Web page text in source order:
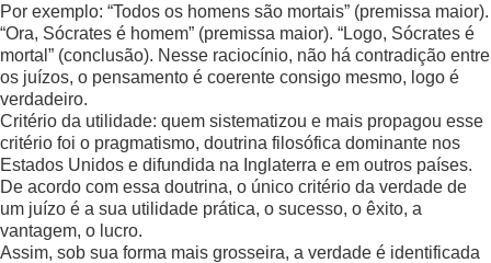
Por exemplo: “Todos os homens são mortais” (premissa maior).
“Ora, Sócrates é homem” (premissa maior). “Logo, Sócrates é
mortal” (conclusão). Nesse raciocínio, não há contradição entre
os juízos, o pensamento é coerente consigo mesmo, logo é
verdadeiro.
Critério da utilidade: quem sistematizou e mais propagou esse
critério foi o pragmatismo, doutrina filosófica dominante nos
Estados Unidos e difundida na Inglaterra e em outros países.
De acordo com essa doutrina, o único critério da verdade de
um juízo é a sua utilidade prática, o sucesso, o êxito, a
vantagem, o lucro.
Assim, sob sua forma mais grosseira, a verdade é identificada